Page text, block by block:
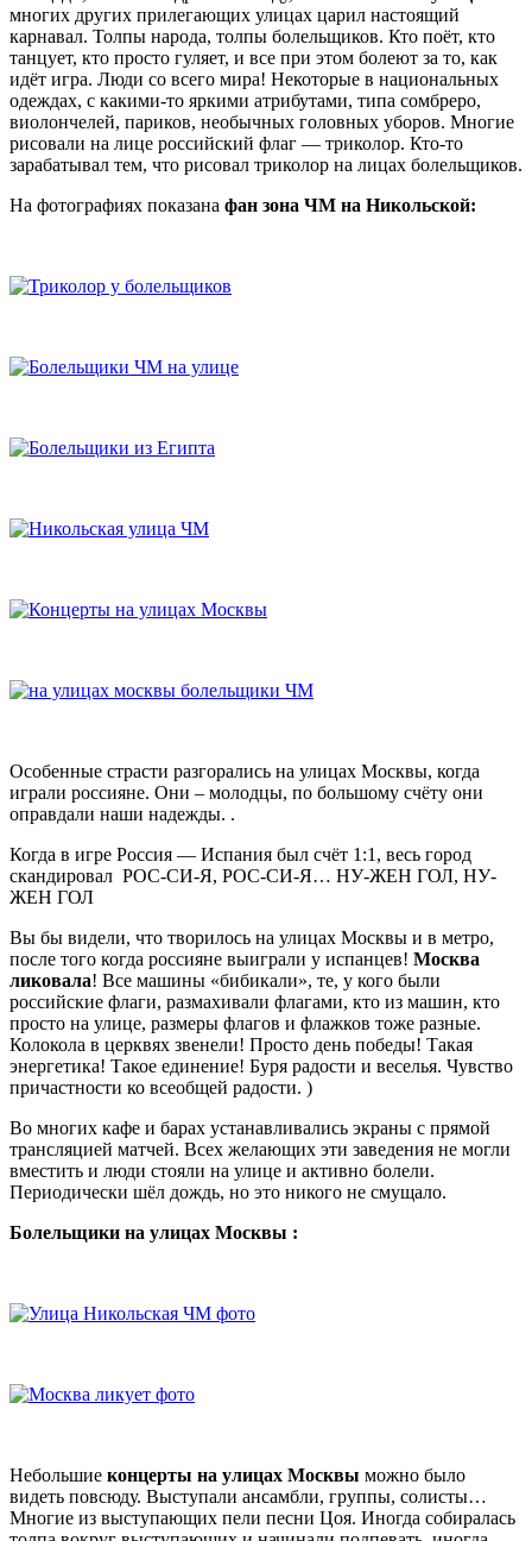
многих других прилегающих улицах царил настоящий
карнавал. Толпы народа, толпы болельщиков. Кто поёт, кто
танцует, кто просто гуляет, и все при этом болеют за то, как
идёт игра. Люди со всего мира! Некоторые в национальных
одеждах, с какими-то яркими атрибутами, типа сомбреро,
виолончелей, париков, необычных головных уборов. Многие
рисовали на лице российский флаг — триколор. Кто-то
зарабатывал тем, что рисовал триколор на лицах болельщиков.
На фотографиях показана фан зона ЧМ на Никольской:
Особенные страсти разгорались на улицах Москвы, когда
играли россияне. Они – молодцы, по большому счёту они
оправдали наши надежды. .
Когда в игре Россия — Испания был счёт 1:1, весь город
скандировал РОС-СИ-Я, РОС-СИ-Я… НУ-ЖЕН ГОЛ, НУ-
ЖЕН ГОЛ
Вы бы видели, что творилось на улицах Москвы и в метро,
после того когда россияне выиграли у испанцев! Москва
ликовала! Все машины «бибикали», те, у кого были
российские флаги, размахивали флагами, кто из машин, кто
просто на улице, размеры флагов и флажков тоже разные.
Колокола в церквях звенели! Просто день победы! Такая
энергетика! Такое единение! Буря радости и веселья. Чувство
причастности ко всеобщей радости. )
Во многих кафе и барах устанавливались экраны с прямой
трансляцией матчей. Всех желающих эти заведения не могли
вместить и люди стояли на улице и активно болели.
Периодически шёл дождь, но это никого не смущало.
Болельщики на улицах Москвы :
Небольшие концерты на улицах Москвы можно было
видеть повсюду. Выступали ансамбли, группы, солисты…
Многие из выступающих пели песни Цоя. Иногда собиралась